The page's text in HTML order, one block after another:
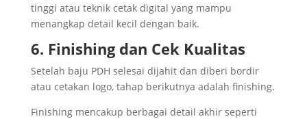
tinggi atau teknik cetak digital yang mampu
menangkap detail kecil dengan baik.
6. Finishing dan Cek Kualitas
Setelah baju PDH selesai dijahit dan diberi bordir
atau cetakan logo, tahap berikutnya adalah finishing.
Finishing mencakup berbagai detail akhir seperti